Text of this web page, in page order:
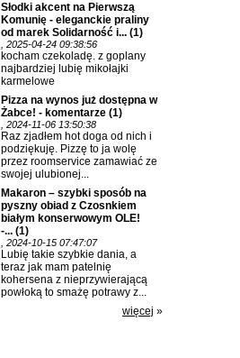
Słodki akcent na Pierwszą
Komunię - eleganckie praliny
od marek Solidarność i... (1)
, 2025-04-24 09:38:56
kocham czekoladę. z goplany
najbardziej lubię mikołajki
karmelowe
Pizza na wynos już dostępna w
Żabce! - komentarze (1)
, 2024-11-06 13:50:38
Raz zjadłem hot doga od nich i
podziękuję. Pizzę to ja wolę
przez roomservice zamawiać ze
swojej ulubionej...
Makaron – szybki sposób na
pyszny obiad z Czosnkiem
białym konserwowym OLE!
-... (1)
, 2024-10-15 07:47:07
Lubię takie szybkie dania, a
teraz jak mam patelnię
kohersena z nieprzywierającą
powłoką to smażę potrawy z...
więcej »